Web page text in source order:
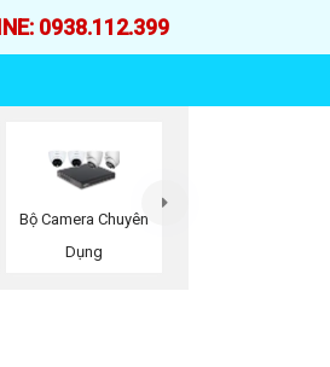
0938.112.399
Bộ Camera Chuyên
Dụng